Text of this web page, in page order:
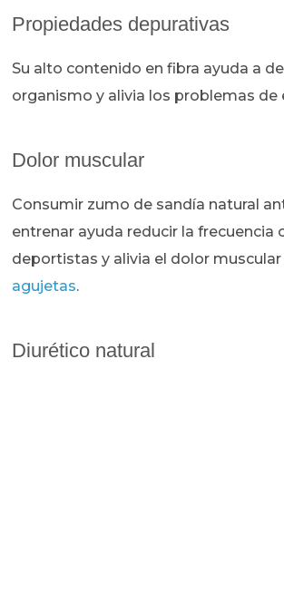
Propiedades depurativas
Su alto contenido en fibra ayuda a
organismo y alivia los problemas de
Dolor muscular
Consumir zumo de sandía natural
entrenar ayuda reducir la frecuencia
deportistas y alivia el dolor muscular
agujetas.
Diurético natural